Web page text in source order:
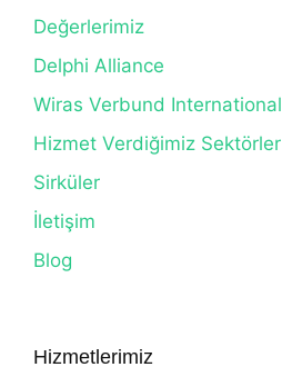
Değerlerimiz
Delphi Alliance
Wiras Verbund International
Hizmet Verdiğimiz Sektörler
Sirküler
İletişim
Blog
Hizmetlerimiz